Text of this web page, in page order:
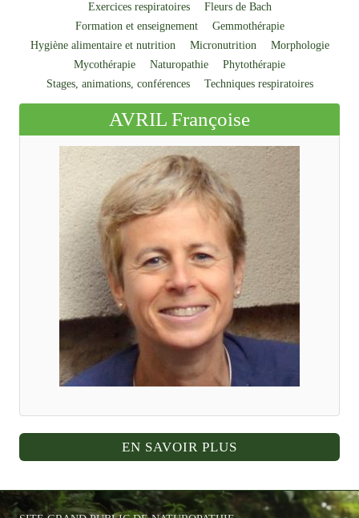
Exercices respiratoires
Fleurs de Bach
Formation et enseignement
Gemmothérapie
Hygiène alimentaire et nutrition
Micronutrition
Morphologie
Mycothérapie
Naturopathie
Phytothérapie
Stages, animations, conférences
Techniques respiratoires
AVRIL Françoise
EN SAVOIR PLUS